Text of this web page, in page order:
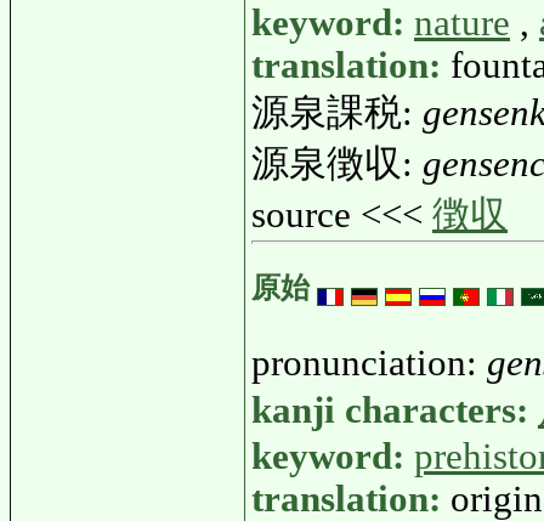
keyword: nature ,
translation:
源泉課税:
源泉徴収:
source <<< 徴収
原始
pronunciation:
kanji characters:
keyword:
translation: